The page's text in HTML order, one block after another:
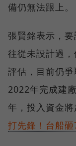
備仍無法跟上。
張賢銘表示，
往從未設計過
評估，目前仍
2022年完成建
年，投入資金
打先鋒！台船